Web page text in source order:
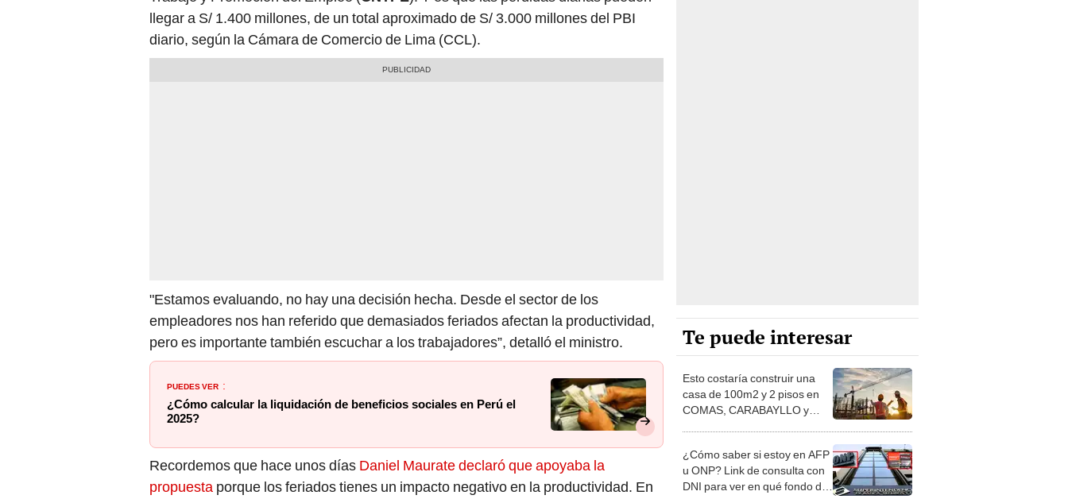
llegar a S/ 1.400 millones, de un total aproximado de S/ 3.000 millones del PBI
diario, según la Cámara de Comercio de Lima (CCL).
"Estamos evaluando, no hay una decisión hecha. Desde el sector de los
empleadores nos han referido que demasiados feriados afectan la productividad,
pero es importante también escuchar a los trabajadores”, detalló el ministro.
PUEDES VER :
¿Cómo calcular la liquidación de beneficios sociales en Perú el
2025?
Recordemos que hace unos días Daniel Maurate declaró que apoyaba la
propuesta porque los feriados tienes un impacto negativo en la productividad. En
Te puede interesar
Esto costaría construir una
casa de 100m2 y 2 pisos en
COMAS, CARABAYLLO y
¿Cómo saber si estoy en AFP
u ONP? Link de consulta con
DNI para ver en qué fondo de